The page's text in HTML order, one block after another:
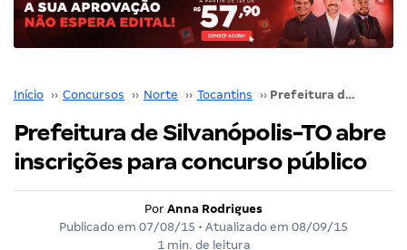
Início ›› Concursos ›› Norte ›› Tocantins ›› Prefeitura de Silvanópolis-TO abre inscrições para concurso público
Prefeitura de Silvanópolis-TO abre
inscrições para concurso público
Por Anna Rodrigues
Publicado em 07/08/15 • Atualizado em 08/09/15
1 min. de leitura